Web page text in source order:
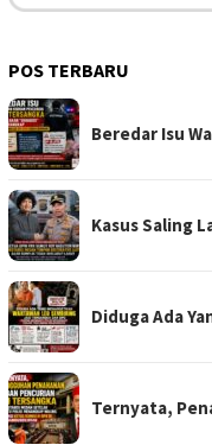
POS TERBARU
Beredar Isu
Kasus Saling
Diduga Ada
Ternyata,